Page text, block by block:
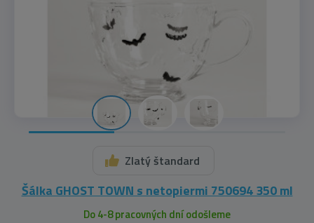
Zlatý štandard
Šálka GHOST TOWN s netopiermi 750694 350 ml
Do 4-8 pracovných dní odošleme